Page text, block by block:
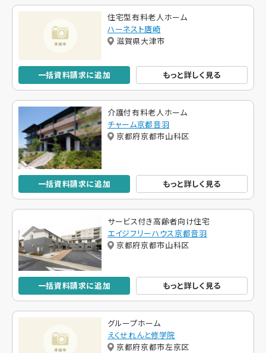
住宅型有料老人ホーム
ハーネスト唐崎
滋賀県大津市
一括資料請求に追加 もっと詳しく見る
介護付有料老人ホーム
チャーム京都音羽
京都府京都市山科区
一括資料請求に追加 もっと詳しく見る
サービス付き高齢者向け住宅
エイジフリーハウス京都音羽
京都府京都市山科区
一括資料請求に追加 もっと詳しく見る
グループホーム
えくせれんと修学院
京都府京都市左京区